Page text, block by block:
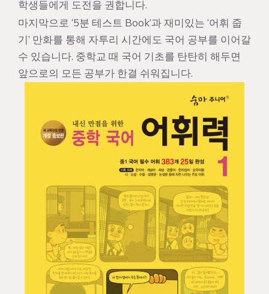
학생들에게 도전을 권합니다.
마지막으로 ‘5분 테스트 Book’과 재미있는 ‘어휘 줍
기’ 만화를 통해 자투리 시간에도 국어 공부를 이어갈
수 있습니다. 중학교 때 국어 기초를 탄탄히 해두면
앞으로의 모든 공부가 한결 쉬워집니다.